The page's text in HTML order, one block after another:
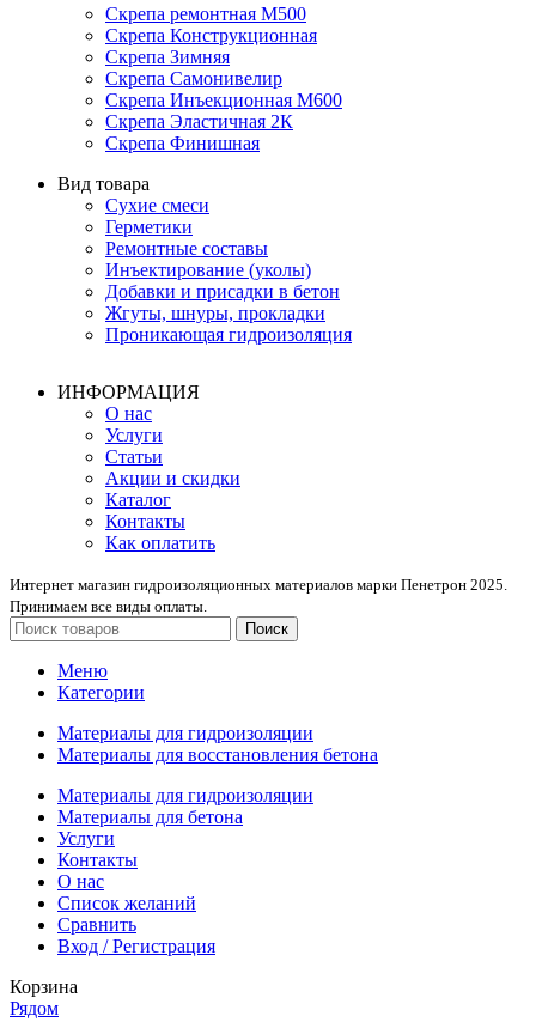
Скрепа ремонтная М500
Скрепа Конструкционная
Скрепа Зимняя
Скрепа Самонивелир
Скрепа Инъекционная М600
Скрепа Эластичная 2К
Скрепа Финишная
Вид товара
Сухие смеси
Герметики
Ремонтные составы
Инъектирование (уколы)
Добавки и присадки в бетон
Жгуты, шнуры, прокладки
Проникающая гидроизоляция
ИНФОРМАЦИЯ
О нас
Услуги
Статьи
Акции и скидки
Каталог
Контакты
Как оплатить
Интернет магазин гидроизоляционных материалов марки Пенетрон 2025.
Принимаем все виды оплаты.
Поиск
Меню
Категории
Материалы для гидроизоляции
Материалы для восстановления бетона
Материалы для гидроизоляции
Материалы для бетона
Услуги
Контакты
О нас
Список желаний
Сравнить
Вход / Регистрация
Корзина
Рядом